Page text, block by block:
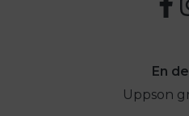
En
Uppson